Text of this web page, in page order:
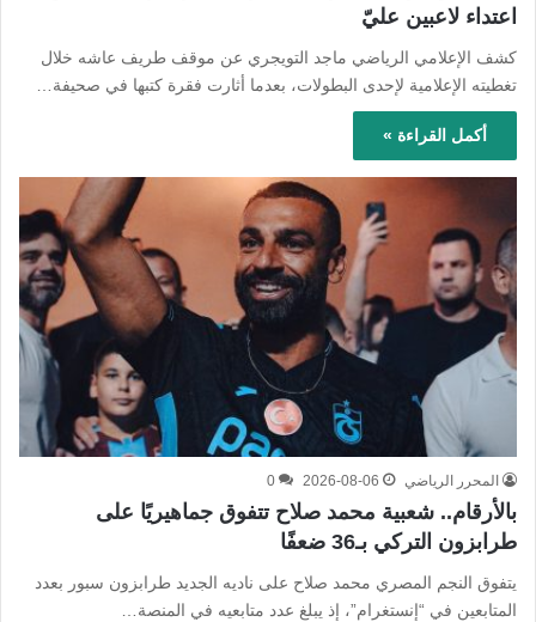
اعتداء لاعبين عليّ
كشف الإعلامي الرياضي ماجد التويجري عن موقف طريف عاشه خلال
تغطيته الإعلامية لإحدى البطولات، بعدما أثارت فقرة كتبها في صحيفة…
أكمل القراءة »
المحرر الرياضي 2026-08-06
0
بالأرقام.. شعبية محمد صلاح تتفوق جماهيريًا على
طرابزون التركي بـ36 ضعفًا
يتفوق النجم المصري محمد صلاح على ناديه الجديد طرابزون سبور بعدد
المتابعين في “إنستغرام”، إذ يبلغ عدد متابعيه في المنصة…